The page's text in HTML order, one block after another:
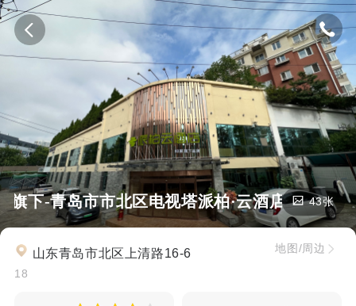
家旗下-青岛市市北区电视塔派柏·云酒店 43张
山东青岛市北区上清路16-6
18
地图/周边